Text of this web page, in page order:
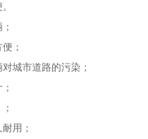
；
城市道路的污染；
用；